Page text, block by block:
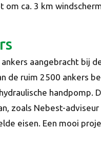
om ca. 3 km
aangebracht bij
de ruim 2500 ankers
zoals Nebest-
eisen. Een mooi